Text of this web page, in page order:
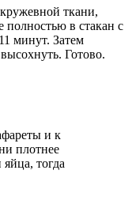
ткани,
полностью в стакан с
минут. Затем
Готово.
и к
плотнее
тогда